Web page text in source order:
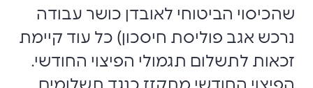
שהכיסוי הביטוחי לאובדן כושר עבודה
נרכש אגב פוליסת חיסכון) כל עוד קיימת
זכאות לתשלום תגמולי הפיצוי החודשי.‏